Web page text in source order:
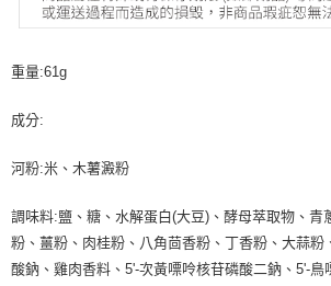
重量:61g
成分:
河粉:米、木薯澱粉
調味料:鹽、糖、水解蛋白(大豆)、酵母萃取物、青
粉、薑粉、肉桂粉、八角茴香粉、丁香粉、大蒜粉
酸鈉、雞肉香料、5'-次黃嘌呤核苷磷酸二鈉、5'-鳥